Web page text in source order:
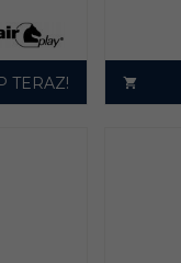
TERAZ!